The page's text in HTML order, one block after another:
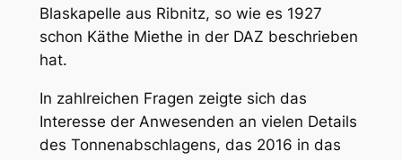
Blaskapelle aus Ribnitz, so wie es 1927
schon Käthe Miethe in der DAZ beschrieben
hat.
In zahlreichen Fragen zeigte sich das
Interesse der Anwesenden an vielen Details
des Tonnenabschlagens, das 2016 in das